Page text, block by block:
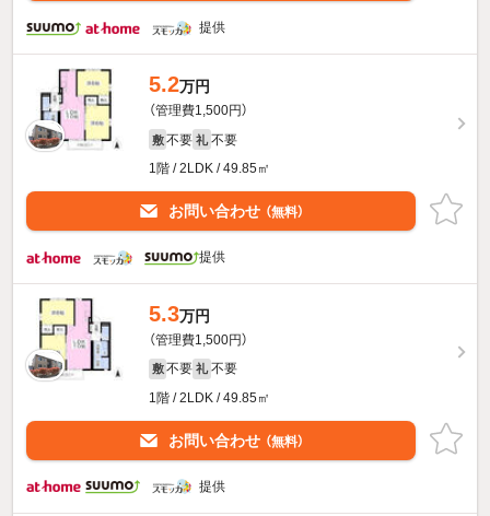
提供
5.2万円
（管理費1,500円）
敷 不要 礼 不要
1階 / 2LDK / 49.85㎡
お問い合わせ （無料）
提供
5.3万円
（管理費1,500円）
敷 不要 礼 不要
1階 / 2LDK / 49.85㎡
お問い合わせ （無料）
提供